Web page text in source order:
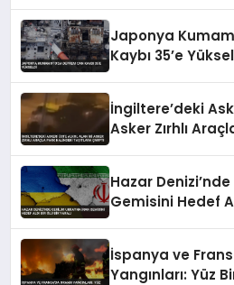
Japonya
Kaybı 35’e
İngiltere’deki
Asker Zırhlı
Hazar
Gemisini Hedef
İspanya ve
Yangınları: Yüz